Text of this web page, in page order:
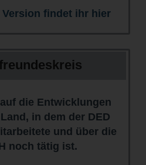
findet ihr hier
die Entwicklungen
in dem der DED
und über die
noch tätig ist.